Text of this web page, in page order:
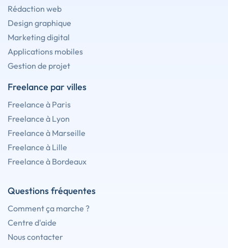
Rédaction web
Design graphique
Marketing digital
Applications mobiles
Gestion de projet
Freelance par villes
Freelance à Paris
Freelance à Lyon
Freelance à Marseille
Freelance à Lille
Freelance à Bordeaux
Questions fréquentes
Comment ça marche ?
Centre d'aide
Nous contacter